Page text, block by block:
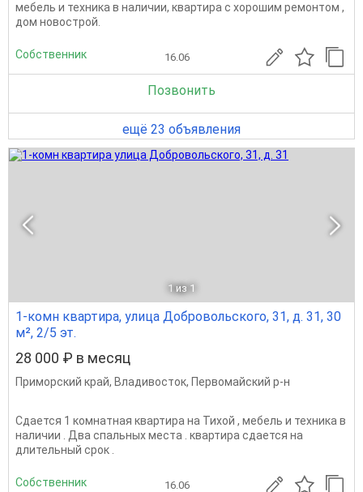
мебель и техника в наличии, квартира с хорошим ремонтом ,
дом новострой.
Собственник 16.06
Позвонить
ещё 23 объявления
1 из 1
1-комн квартира, улица Добровольского, 31, д. 31, 30
м², 2/5 эт.
28 000 ₽ в месяц
Приморский край, Владивосток, Первомайский р-н
Сдается 1 комнатная квартира на Тихой , мебель и техника в
наличии . Два спальных места . квартира сдается на
длительный срок .
Собственник 16.06